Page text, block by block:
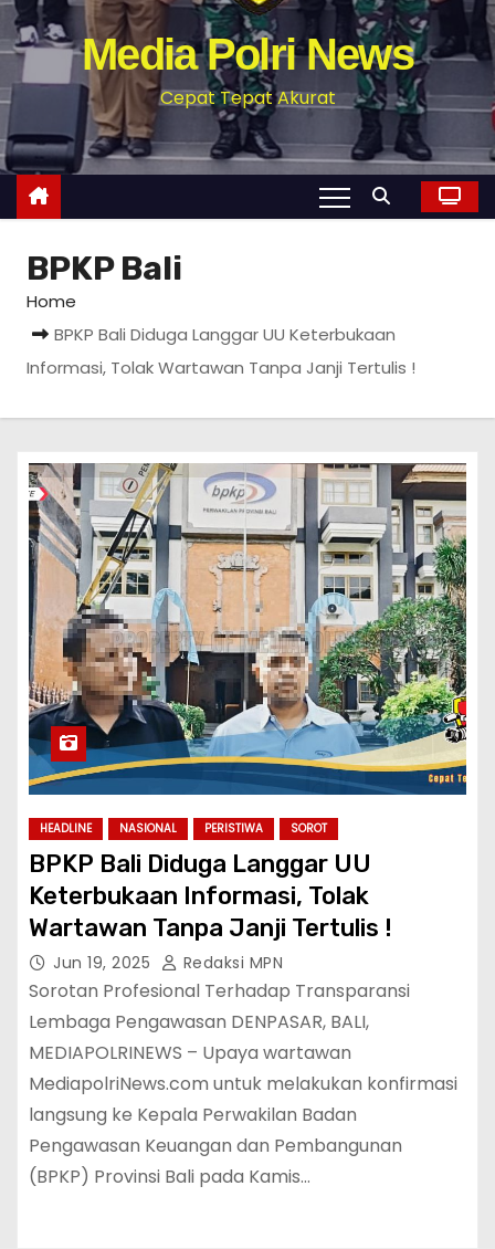
Media Polri News
Cepat Tepat Akurat
BPKP Bali
Home
BPKP Bali Diduga Langgar UU Keterbukaan
Informasi, Tolak Wartawan Tanpa Janji Tertulis !
HEADLINE NASIONAL PERISTIWA SOROT
BPKP Bali Diduga Langgar UU
Keterbukaan Informasi, Tolak
Wartawan Tanpa Janji Tertulis !
Jun 19, 2025 Redaksi MPN
‎Sorotan Profesional Terhadap Transparansi
Lembaga Pengawasan‎ ‎DENPASAR, BALI,
MEDIAPOLRINEWS – Upaya wartawan
MediapolriNews.com untuk melakukan konfirmasi
langsung ke Kepala Perwakilan Badan
Pengawasan Keuangan dan Pembangunan
(BPKP) Provinsi Bali pada Kamis…